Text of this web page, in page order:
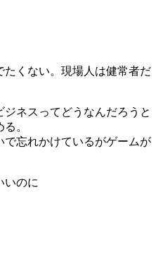
たくない。現場人は健常者だ
ネスってどうなんだろうと
。
忘れかけているがゲームが
いのに